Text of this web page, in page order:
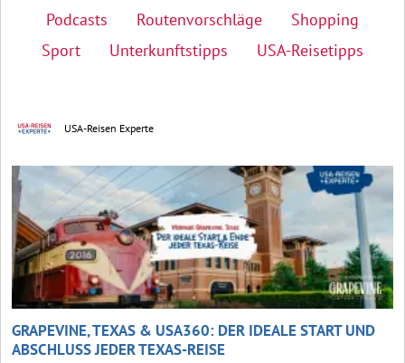
Podcasts
Routenvorschläge
Shopping
Sport
Unterkunftstipps USA-Reisetipps
USA-Reisen Experte
GRAPEVINE, TEXAS & USA360: DER IDEALE START UND
ABSCHLUSS JEDER TEXAS-REISE